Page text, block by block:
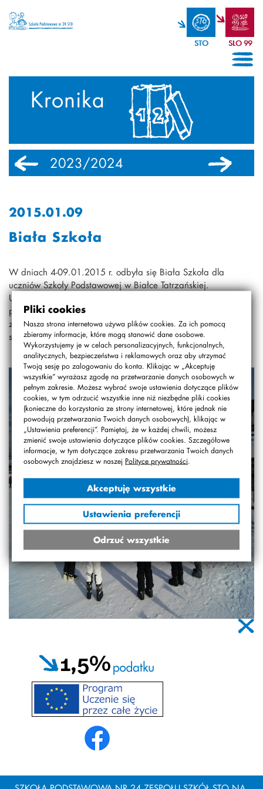
Pliki cookies
Nasza strona internetowa używa plików cookies. Za ich pomocą
zbieramy informacje, które mogą stanowić dane osobowe.
Wykorzystujemy je w celach personalizacyjnych, funkcjonalnych,
analitycznych, bezpieczeństwa i reklamowych oraz aby utrzymać
Twoją sesję po zalogowaniu do konta. Klikając w „Akceptuję
wszystkie” wyrażasz zgodę na przetwarzanie danych osobowych w
pełnym zakresie. Możesz wybrać swoje ustawienia dotyczące plików
cookies, w tym odrzucić wszystkie inne niż niezbędne pliki cookies
(konieczne do korzystania ze strony internetowej, które jednak nie
powodują przetwarzania Twoich danych osobowych), klikając w
„Ustawienia preferencji”. Pamiętaj, że w każdej chwili, możesz
zmienić swoje ustawienia dotyczące plików cookies. Szczegółowe
informacje, w tym dotyczące zakresu przetwarzania Twoich danych
osobowych znajdziesz w naszej Polityce prywatności
Akceptuję wszystkie
Ustawienia preferencji
Odrzuć wszystkie
STO SLO 99
Kronika
2023/2024 2022/2023
2015.01.09
Biała Szkoła
W dniach 4-09.01.2015 r. odbyła się Biała Szkoła dla
uczniów Szkoły Podstawowej w Białce Tatrzańskiej.
Uczestniczyło w niej 38 uczniów i 4 nauczycieli SP. Zajęcia
prowadzone były w grupach: narciarskiej, snowboardowej
zaawansowanej, snowboardowej i pierwszy raz w historii
szkół warszawskich w skiturowej.